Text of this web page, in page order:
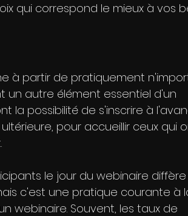
qui correspond le mieux à vos
à partir de pratiquement
un autre élément essentiel d'un
la possibilité de s'inscrire à
pour accueillir ceux qui
le jour du webinaire diffère
c'est une pratique courante à
webinaire. Souvent, les taux de